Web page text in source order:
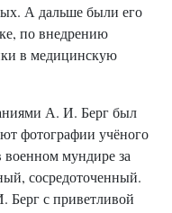
А дальше были его
по внедрению
в медицинскую
А. И. Берг был
фотографии учёного
военном мундире за
сосредоточенный.
с приветливой